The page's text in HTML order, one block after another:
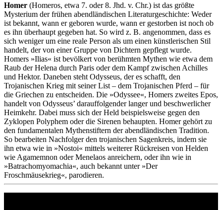
Homer (Homeros, etwa 7. oder 8. Jhd. v. Chr.) ist das größte
Mysterium der frühen abendländischen Literaturgeschichte: Weder
ist bekannt, wann er geboren wurde, wann er gestorben ist noch ob
es ihn überhaupt gegeben hat. So wird z. B. angenommen, dass es
sich weniger um eine reale Person als um einen künstlerischen Stil
handelt, der von einer Gruppe von Dichtern gepflegt wurde.
Homers »Ilias« ist bevölkert von berühmten Mythen wie etwa dem
Raub der Helena durch Paris oder dem Kampf zwischen Achilles
und Hektor. Daneben steht Odysseus, der es schafft, den
Trojanischen Krieg mit seiner List – dem Trojanischen Pferd – für
die Griechen zu entscheiden. Die »Odyssee«, Homers zweites Epos,
handelt von Odysseus’ darauffolgender langer und beschwerlicher
Heimkehr. Dabei muss sich der Held beispielsweise gegen den
Zyklopen Polyphem oder die Sirenen behaupten. Homer gehört zu
den fundamentalen Mythenstiftern der abendländischen Tradition.
So bearbeiten Nachfolger den trojanischen Sagenkreis, indem sie
ihn etwa wie in »Nostoi« mittels weiterer Rückreisen von Helden
wie Agamemnon oder Menelaos anreichern, oder ihn wie in
»Batrachomyomachia«, auch bekannt unter »Der
Froschmäusekrieg«, parodieren.